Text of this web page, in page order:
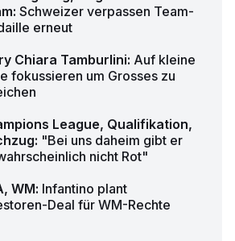
: Schweizer verpassen Team-
erneut
Chiara Tamburlini: Auf kleine
fokussieren um Grosses zu
League, Qualifikation,
: "Bei uns daheim gibt er
nicht Rot"
WM: Infantino plant
Deal für WM-Rechte